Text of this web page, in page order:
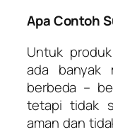
Apa Contoh
Untuk
ada banyak
berbeda –
tetapi tidak
aman dan